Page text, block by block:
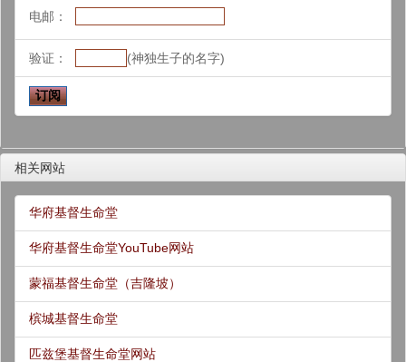
电邮：
验证： (神独生子的名字)
相关网站
华府基督生命堂
华府基督生命堂YouTube网站
蒙福基督生命堂（吉隆坡）
槟城基督生命堂
匹兹堡基督生命堂网站